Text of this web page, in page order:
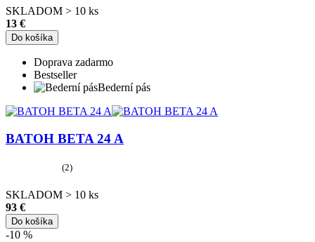
SKLADOM > 10 ks
13 €
Do košíka
Doprava zadarmo
Bestseller
Bederní pás
BATOH BETA 24 A
(2)
SKLADOM > 10 ks
93 €
Do košíka
-10 %